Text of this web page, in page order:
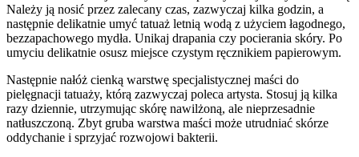
Należy ją nosić przez zalecany czas, zazwyczaj kilka godzin, a
następnie delikatnie umyć tatuaż letnią wodą z użyciem łagodnego,
bezzapachowego mydła. Unikaj drapania czy pocierania skóry. Po
umyciu delikatnie osusz miejsce czystym ręcznikiem papierowym.
Następnie nałóż cienką warstwę specjalistycznej maści do
pielęgnacji tatuaży, którą zazwyczaj poleca artysta. Stosuj ją kilka
razy dziennie, utrzymując skórę nawilżoną, ale nieprzesadnie
natłuszczoną. Zbyt gruba warstwa maści może utrudniać skórze
oddychanie i sprzyjać rozwojowi bakterii.